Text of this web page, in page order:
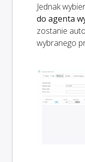
Jednak
do agenta
zostanie
wybranego